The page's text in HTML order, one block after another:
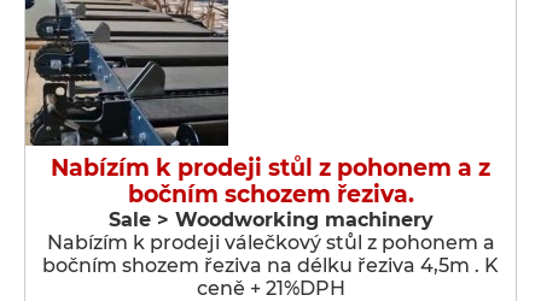
Nabízím k prodeji stůl z pohonem a z
bočním schozem řeziva.
Sale > Woodworking machinery
Nabízím k prodeji válečkový stůl z pohonem a
bočním shozem řeziva na délku řeziva 4,5m . K
ceně + 21%DPH